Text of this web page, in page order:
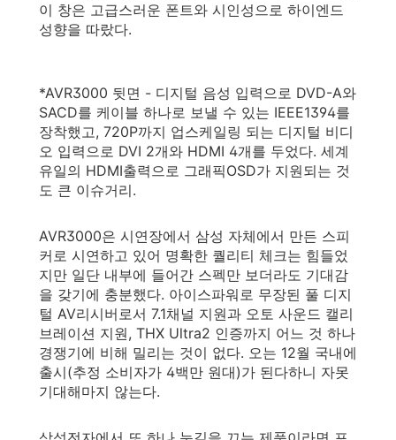
이 창은 고급스러운 폰트와 시인성으로 하이엔드
성향을 따랐다.
*AVR3000 뒷면 - 디지털 음성 입력으로 DVD-A와
SACD를 케이블 하나로 보낼 수 있는 IEEE1394를
장착했고, 720P까지 업스케일링 되는 디지털 비디
오 입력으로 DVI 2개와 HDMI 4개를 두었다. 세계
유일의 HDMI출력으로 그래픽OSD가 지원되는 것
도 큰 이슈거리.
AVR3000은 시연장에서 삼성 자체에서 만든 스피
커로 시연하고 있어 명확한 퀄리티 체크는 힘들었
지만 일단 내부에 들어간 스펙만 보더라도 기대감
을 갖기에 충분했다. 아이스파워로 무장된 풀 디지
털 AV리시버로서 7.1채널 지원과 오토 사운드 캘리
브레이션 지원, THX Ultra2 인증까지 어느 것 하나
경쟁기에 비해 밀리는 것이 없다. 오는 12월 국내에
출시(추정 소비자가 4백만 원대)가 된다하니 자못
기대해마지 않는다.